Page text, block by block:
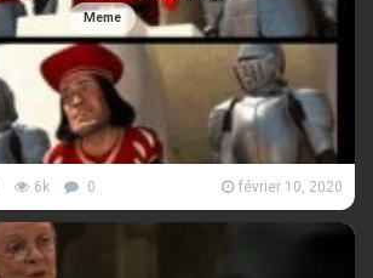
Meme
6k 0 février 10, 2020